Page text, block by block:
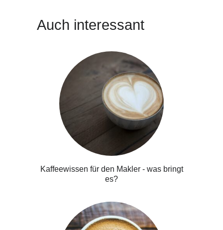
Auch interessant
Kaffeewissen für den Makler - was bringt
es?